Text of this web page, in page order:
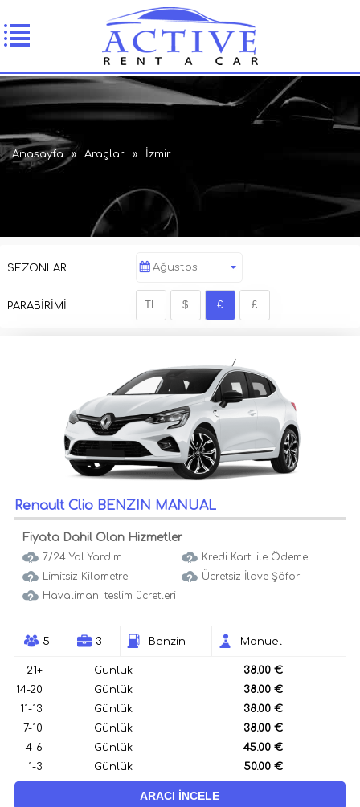
Anasayfa » Araçlar » İzmir
SEZONLAR Ağustos
PARABİRİMİ
Renault Clio BENZIN MANUAL
Fiyata Dahil Olan Hizmetler
7/24 Yol Yardım
Kredi Kartı ile Ödeme
Limitsiz Kilometre
Ücretsiz İlave Şöfor
Havalimanı teslim ücretleri
5 3 Benzin Manuel
21+
Günlük
14-20
Günlük
11-13
Günlük
7-10
Günlük
4-6
Günlük
1-3
Günlük
38.00 €
38.00 €
38.00 €
38.00 €
45.00 €
50.00 €
ARACI İNCELE